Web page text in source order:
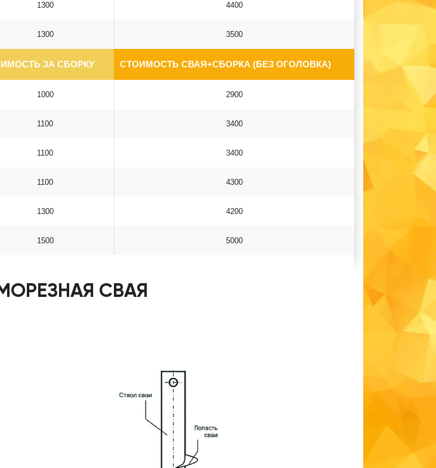
1300 4400
1300 3500
ЗА СБОРКУ СТОИМОСТЬ СВАЯ+СБОРКА (БЕЗ ОГОЛОВКА)
1000 2900
1100 3400
1100 3400
1100 4300
1300 4200
1500 5000
СВАЯ